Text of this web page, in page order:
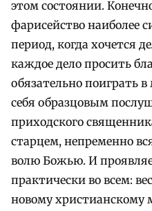
этом состоянии.
фарисейство наиболее
период, когда хочется
каждое дело просить
обязательно поиграть
себя образцовым
приходского
старцем, непременно
волю Божью. И
практически во всем:
новому